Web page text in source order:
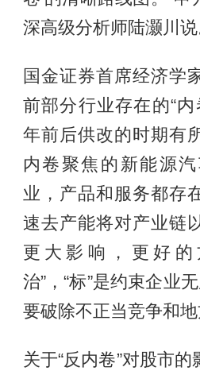
深高级分析师陆灏川说
国金证券首席经济学
前部分行业存在的“
年前后供改的时期有
内卷聚焦的新能源
业，产品和服务都存
速去产能将对产业链
更大影响，更好的
治”，“标”是约束企业
要破除不正当竞争和地
关于“反内卷”对股市